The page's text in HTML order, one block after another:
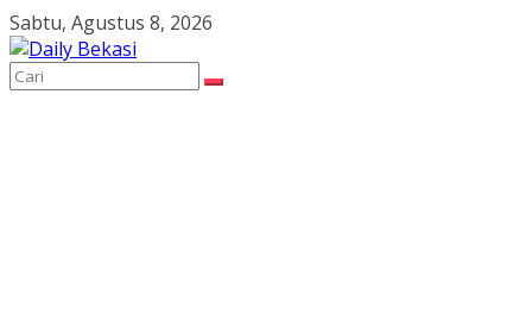
Skip
to
content
Sabtu, Agustus 8, 2026